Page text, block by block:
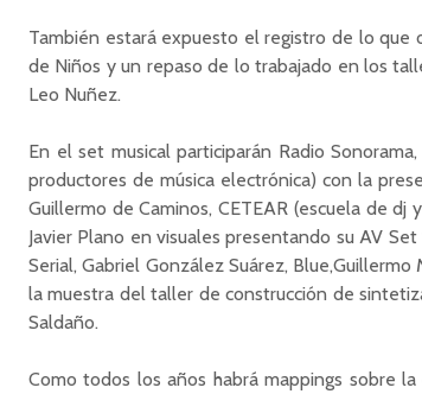
También estará expuesto el registro de lo
de Niños y un repaso de lo trabajado en los
Leo Nuñez.
En el set musical participarán Radio
productores de música electrónica) con la
Guillermo de Caminos, CETEAR (escuela de
Javier Plano en visuales presentando su AV
Serial, Gabriel González Suárez, Blue,Guillermo
la muestra del taller de construcción de
Saldaño.
Como todos los años habrá mappings sobre